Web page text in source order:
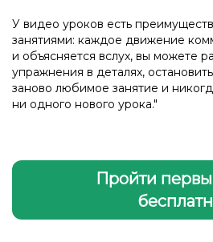
У видео уроков есть
занятиями: каждое движение
и объясняется вслух, вы можете
упражнения в деталях,
заново любимое занятие и
ни одного нового урока."
Пройти